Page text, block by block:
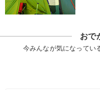
おで
今みんなが気になってい